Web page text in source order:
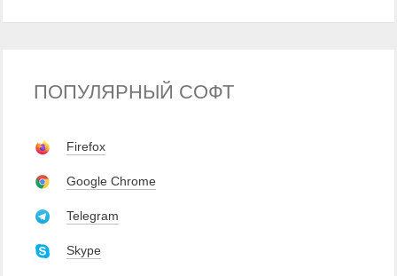
ПОПУЛЯРНЫЙ СОФТ
Firefox
Google Chrome
Telegram
Skype